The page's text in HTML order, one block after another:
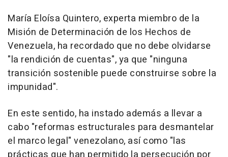
María Eloísa Quintero, experta miembro de la
Misión de Determinación de los Hechos de
Venezuela, ha recordado que no debe olvidarse
"la rendición de cuentas", ya que "ninguna
transición sostenible puede construirse sobre la
impunidad".
En este sentido, ha instado además a llevar a
cabo "reformas estructurales para desmantelar
el marco legal" venezolano, así como "las